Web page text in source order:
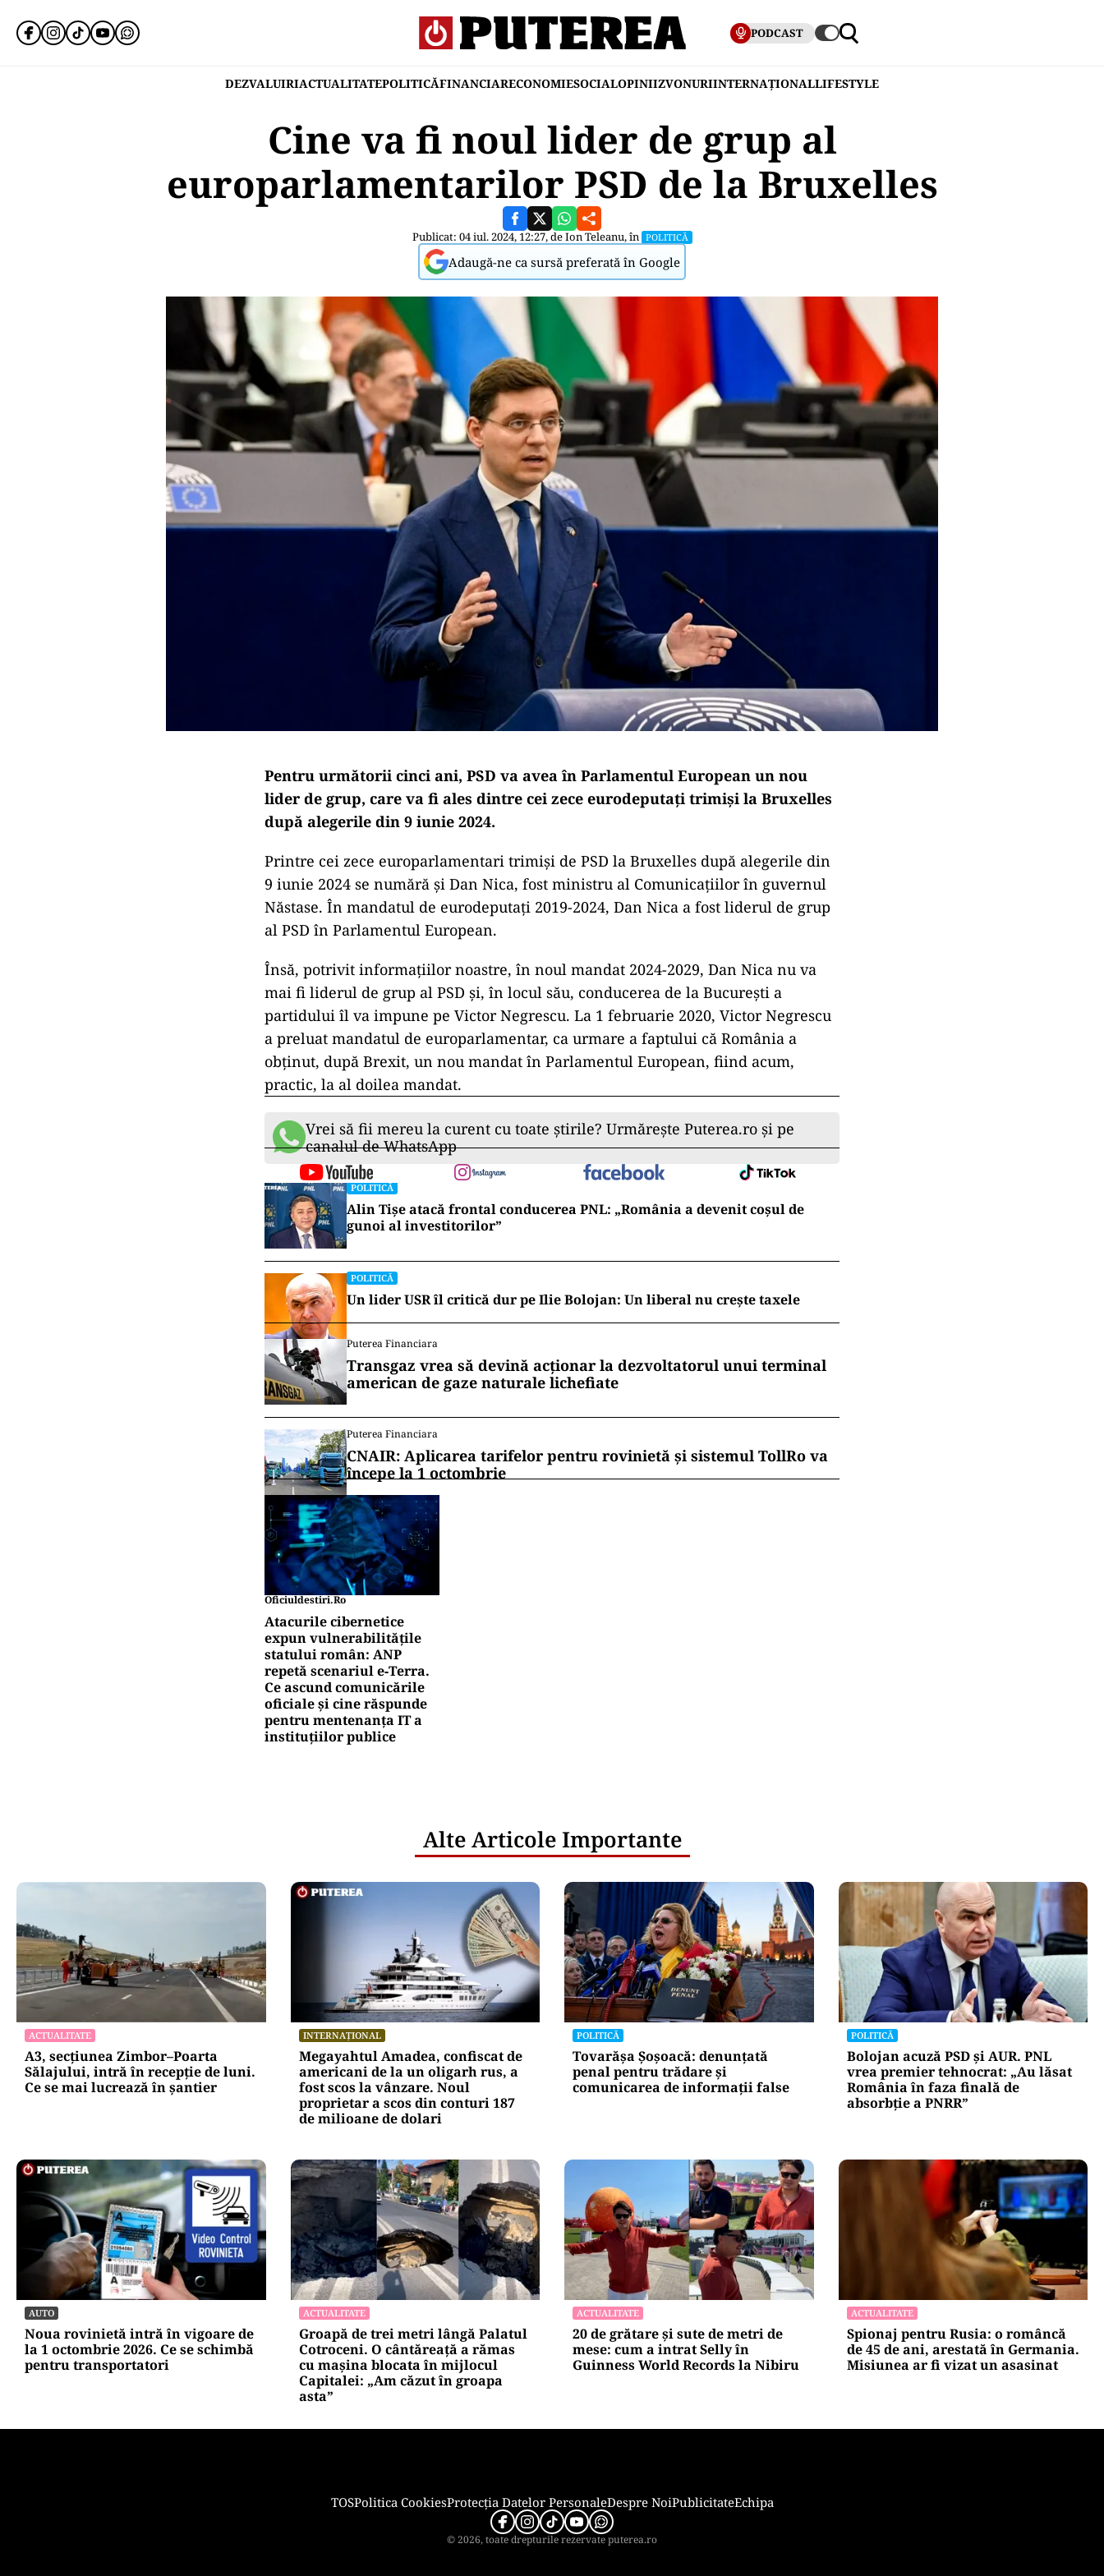
PODCAST
DEZVALUIRIACTUALITATEPOLITICĂFINANCIARECONOMIESOCIALOPINIIZVONURIINTERNAȚIONALLIFESTYLE
Cine va fi noul lider de grup al
europarlamentarilor PSD de la Bruxelles
Publicat: 04 iul. 2024, 12:27, deIon Teleanu, în POLITICĂ
Adaugă-ne ca sursă preferată în Google
Pentru următorii cinci ani, PSD va avea în Parlamentul European un nou
lider de grup, care va fi ales dintre cei zece eurodeputați trimiși la Bruxelles
după alegerile din 9 iunie 2024.
Printre cei zece europarlamentari trimiși de PSD la Bruxelles după alegerile din
9 iunie 2024 se numără și Dan Nica, fost ministru al Comunicațiilor în guvernul
Năstase. În mandatul de eurodeputați 2019-2024, Dan Nica a fost liderul de grup
al PSD în Parlamentul European.
Însă, potrivit informațiilor noastre, în noul mandat 2024-2029, Dan Nica nu va
mai fi liderul de grup al PSD și, în locul său, conducerea de la București a
partidului îl va impune pe Victor Negrescu. La 1 februarie 2020, Victor Negrescu
a preluat mandatul de europarlamentar, ca urmare a faptului că România a
obținut, după Brexit, un nou mandat în Parlamentul European, fiind acum,
practic, la al doilea mandat.
Vrei să fii mereu la curent cu toate știrile? Urmărește Puterea.ro și pe
canalul de WhatsApp
POLITICĂ
Alin Tișe atacă frontal conducerea PNL: „România a devenit coșul de
gunoi al investitorilor”
POLITICĂ
Un lider USR îl critică dur pe Ilie Bolojan: Un liberal nu crește taxele
Puterea Financiara
Transgaz vrea să devină acționar la dezvoltatorul unui terminal
american de gaze naturale lichefiate
Puterea Financiara
CNAIR: Aplicarea tarifelor pentru rovinietă și sistemul TollRo va
începe la 1 octombrie
Oficiuldestiri.ro
Atacurile cibernetice
expun vulnerabilitățile
statului român: ANP
repetă scenariul e‑Terra.
Ce ascund comunicările
oficiale și cine răspunde
pentru mentenanța IT a
instituțiilor publice
Alte Articole Importante
ACTUALITATE
A3, secțiunea Zimbor–Poarta
Sălajului, intră în recepție de luni.
Ce se mai lucrează în șantier
INTERNAȚIONAL
Megayahtul Amadea, confiscat de
americani de la un oligarh rus, a
fost scos la vânzare. Noul
proprietar a scos din conturi 187
de milioane de dolari
POLITICĂ
Tovarășa Șoșoacă: denunțată
penal pentru trădare și
comunicarea de informații false
POLITICĂ
Bolojan acuză PSD și AUR. PNL
vrea premier tehnocrat: „Au lăsat
România în faza finală de
absorbţie a PNRR”
AUTO
Noua rovinietă intră în vigoare de
la 1 octombrie 2026. Ce se schimbă
pentru transportatori
ACTUALITATE
Groapă de trei metri lângă Palatul
Cotroceni. O cântăreață a rămas
cu mașina blocata în mijlocul
Capitalei: „Am căzut în groapa
asta”
ACTUALITATE
20 de grătare și sute de metri de
mese: cum a intrat Selly în
Guinness World Records la Nibiru
ACTUALITATE
Spionaj pentru Rusia: o româncă
de 45 de ani, arestată în Germania.
Misiunea ar fi vizat un asasinat
TOSPolitica CookiesProtecția Datelor PersonaleDespre NoiPublicitateEchipa
© 2026, toate drepturile rezervate puterea.ro